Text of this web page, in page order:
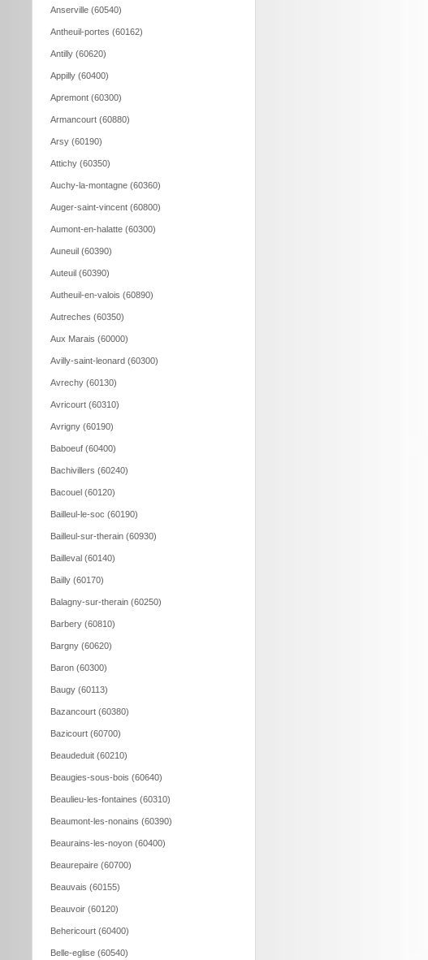
Anserville (60540)
Antheuil-portes (60162)
Antilly (60620)
Appilly (60400)
Apremont (60300)
Armancourt (60880)
Arsy (60190)
Attichy (60350)
Auchy-la-montagne (60360)
Auger-saint-vincent (60800)
Aumont-en-halatte (60300)
Auneuil (60390)
Auteuil (60390)
Autheuil-en-valois (60890)
Autreches (60350)
Aux Marais (60000)
Avilly-saint-leonard (60300)
Avrechy (60130)
Avricourt (60310)
Avrigny (60190)
Baboeuf (60400)
Bachivillers (60240)
Bacouel (60120)
Bailleul-le-soc (60190)
Bailleul-sur-therain (60930)
Bailleval (60140)
Bailly (60170)
Balagny-sur-therain (60250)
Barbery (60810)
Bargny (60620)
Baron (60300)
Baugy (60113)
Bazancourt (60380)
Bazicourt (60700)
Beaudeduit (60210)
Beaugies-sous-bois (60640)
Beaulieu-les-fontaines (60310)
Beaumont-les-nonains (60390)
Beaurains-les-noyon (60400)
Beaurepaire (60700)
Beauvais (60155)
Beauvoir (60120)
Behericourt (60400)
Belle-eglise (60540)